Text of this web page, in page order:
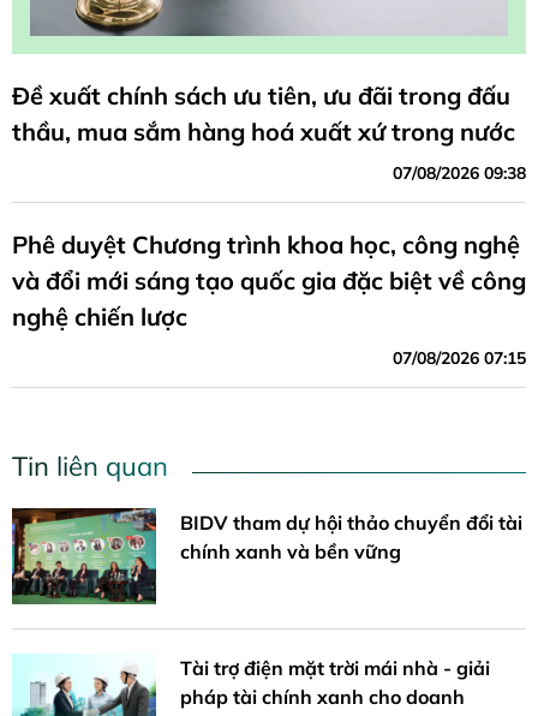
Đề xuất chính sách ưu tiên, ưu đãi trong đấu
thầu, mua sắm hàng hoá xuất xứ trong nước
07/08/2026 09:38
Phê duyệt Chương trình khoa học, công nghệ
và đổi mới sáng tạo quốc gia đặc biệt về công
nghệ chiến lược
07/08/2026 07:15
Tin liên quan
BIDV tham dự hội thảo chuyển đổi tài
chính xanh và bền vững
Tài trợ điện mặt trời mái nhà - giải
pháp tài chính xanh cho doanh